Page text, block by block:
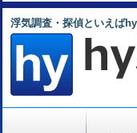
浮気調査・探偵といえば